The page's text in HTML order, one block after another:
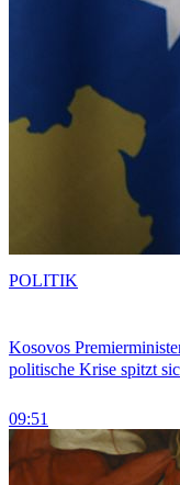
Kosovos
politische Krise spitzt
09:51
POLITIK